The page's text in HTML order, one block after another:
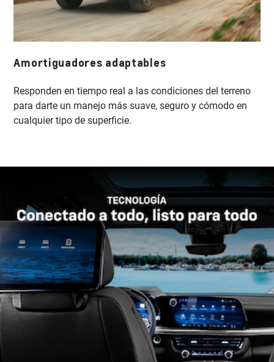
Amortiguadores adaptables
Responden en tiempo real a las condiciones del terreno
para darte un manejo más suave, seguro y cómodo en
cualquier tipo de superficie.